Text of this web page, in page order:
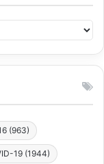
(963)
19 (1944)